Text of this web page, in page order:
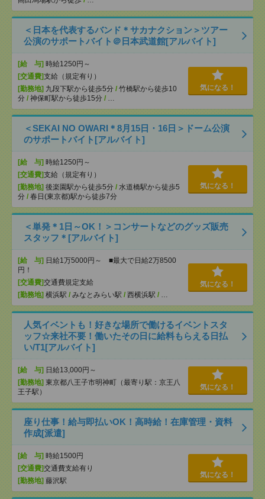
＜日本を代表するバンド＊サカナクション＞ツアー
公演のサポートバイト＠日本武道館[アルバイト]
[給 与] 時給1250円～
[交通費]支給（規定有り）
[勤務地] 九段下駅から徒歩5分 / 竹橋駅から徒歩10
分 / 神保町駅から徒歩15分 / …
気になる！
＜SEKAI NO OWARI＊8月15日・16日＞ドーム公演
のサポートバイト[アルバイト]
[給 与] 時給1250円～
[交通費]支給（規定有り）
[勤務地] 後楽園駅から徒歩5分 / 水道橋駅から徒歩5
分 / 春日(東京都)駅から徒歩7分
気になる！
＜単発＊1日～OK！＞コンサートなどのグッズ販売
スタッフ＊[アルバイト]
[給 与] 日給1万5000円～ ■最大で日給2万8500
円！
[交通費]交通費規定支給
[勤務地] 横浜駅 / みなとみらい駅 / 西横浜駅 / …
気になる！
人気イベントも！好きな場所で働けるイベントスタ
ッフ☆来社不要！働いたその日に給料もらえる日払
い/T1[アルバイト]
[給 与] 日給13,000円～
[勤務地] 東京都八王子市明神町（最寄り駅：京王八
王子駅）
気になる！
座り仕事！給与即払いOK！高時給！在庫管理・資料
作成[派遣]
[給 与] 時給1500円
[交通費]交通費支給有り
[勤務地] 藤沢駅
気になる！